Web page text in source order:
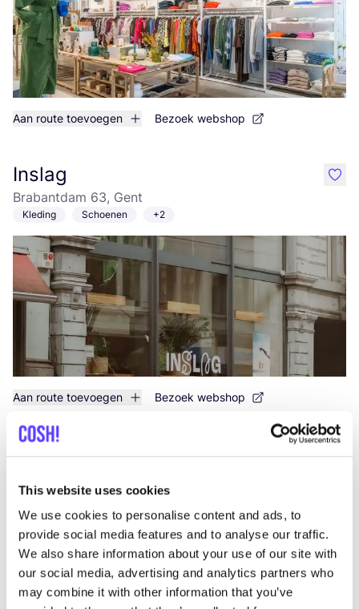
This website uses cookies
We use cookies to personalise content and ads, to
provide social media features and to analyse our traffic.
We also share information about your use of our site with
our social media, advertising and analytics partners who
may combine it with other information that you’ve
Aan route toevoegen Bezoek webshop
Inslag
Brabantdam 63, Gent
Kleding Schoenen +2
Aan route toevoegen Bezoek webshop
like
Freedom Aalst
Kleding Schoenen +1